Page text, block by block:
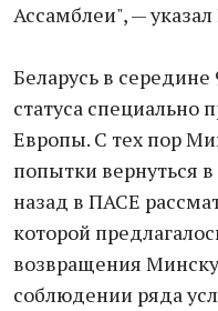
Ассамблеи", —
Беларусь в
статуса специально
Европы. С тех пор
попытки вернуться в
назад в ПАСЕ
которой
возвращения
соблюдении ряда